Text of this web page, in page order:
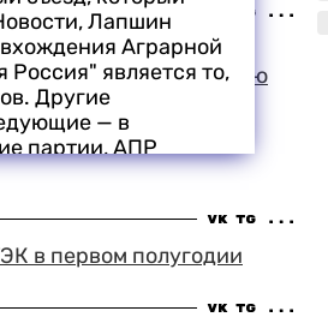
успех на
в Выборге выпал на долю
Говорухина
стрелок"
в первом полугодии
Лапшин
вхождения Аграрной
Россия" является то,
Другие
— в
партии, АПР
списка блока,